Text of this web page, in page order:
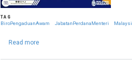
TAG
BiroPengaduanAwam
JabatanPerdanaMenteri
Read moreabout Respon Rakyat V2